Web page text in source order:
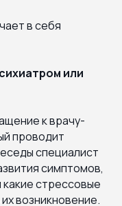
в себя
или
к врачу-
проводит
специалист
симптомов,
какие стрессовые
возникновение.